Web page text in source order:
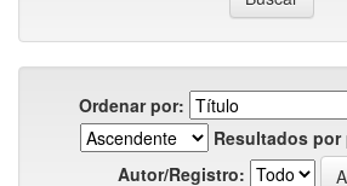
Ordenar por:
Resultados por
Autor/Registro: